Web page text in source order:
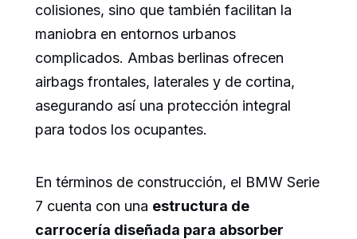
colisiones, sino que también facilitan la
maniobra en entornos urbanos
complicados. Ambas berlinas ofrecen
airbags frontales, laterales y de cortina,
asegurando así una protección integral
para todos los ocupantes.
En términos de construcción, el BMW Serie
7 cuenta con una estructura de
carrocería diseñada para absorber